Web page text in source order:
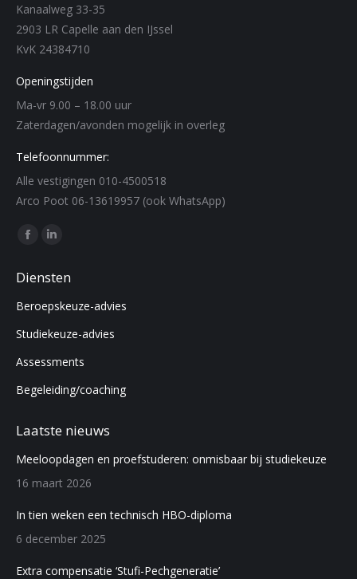
Kanaalweg 33-35
2903 LR Capelle aan den IJssel
KvK 24384710
Openingstijden
Ma-vr 9.00 – 18.00 uur
Zaterdagen/avonden mogelijk in overleg
Telefoonnummer:
Alle vestigingen 010-4500518
Arco Poot 06-13619957 (ook WhatsApp)
Find us on:
Facebook
opens
in
new
Linkedin
opens
in
Diensten
Beroepskeuze-advies
Studiekeuze-advies
Assessments
Begeleiding/coaching
Laatste nieuws
Meeloopdagen en proefstuderen: onmisbaar bij studiekeuze
16 maart 2026
In tien weken een technisch HBO-diploma
6 december 2025
Extra compensatie ‘Stufi-Pechgeneratie’